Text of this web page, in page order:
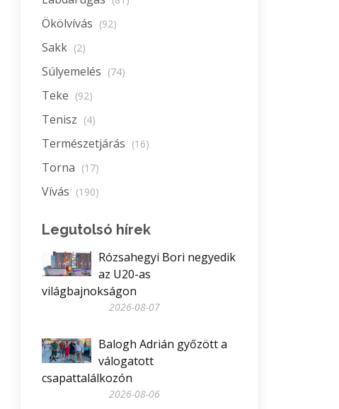
Ökölvívás (92)
Sakk (2)
Súlyemelés (74)
Teke (92)
Tenisz (4)
Természetjárás (16)
Torna (17)
Vívás (190)
Legutolsó hírek
Rózsahegyi Bori negyedik
az U20-as
világbajnokságon
2026-08-07
Balogh Adrián győzött a
válogatott
csapattalálkozón
2026-08-06